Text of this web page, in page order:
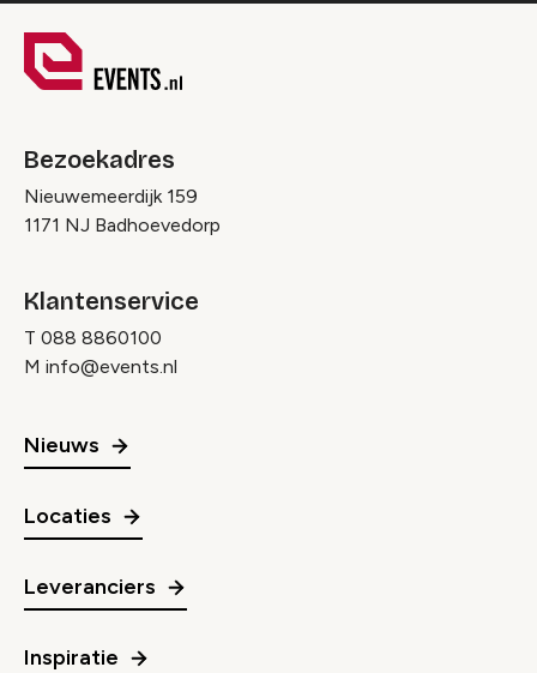
Bezoekadres
Nieuwemeerdijk 159
1171 NJ Badhoevedorp
Klantenservice
T 088 8860100
M info@events.nl
Nieuws
Locaties
Leveranciers
Inspiratie